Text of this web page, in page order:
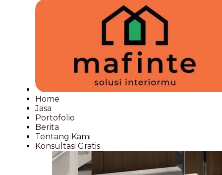
Home
Jasa
Portofolio
Berita
Tentang Kami
Konsultasi Gratis
Dining
Room,
Living
Room